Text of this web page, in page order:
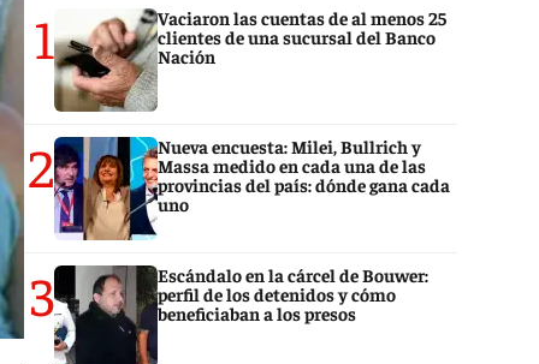
1
Vaciaron las cuentas de al menos 25
clientes de una sucursal del Banco
Nación
2
Nueva encuesta: Milei, Bullrich y
Massa medido en cada una de las
provincias del país: dónde gana cada
uno
3
Escándalo en la cárcel de Bouwer:
perfil de los detenidos y cómo
beneficiaban a los presos